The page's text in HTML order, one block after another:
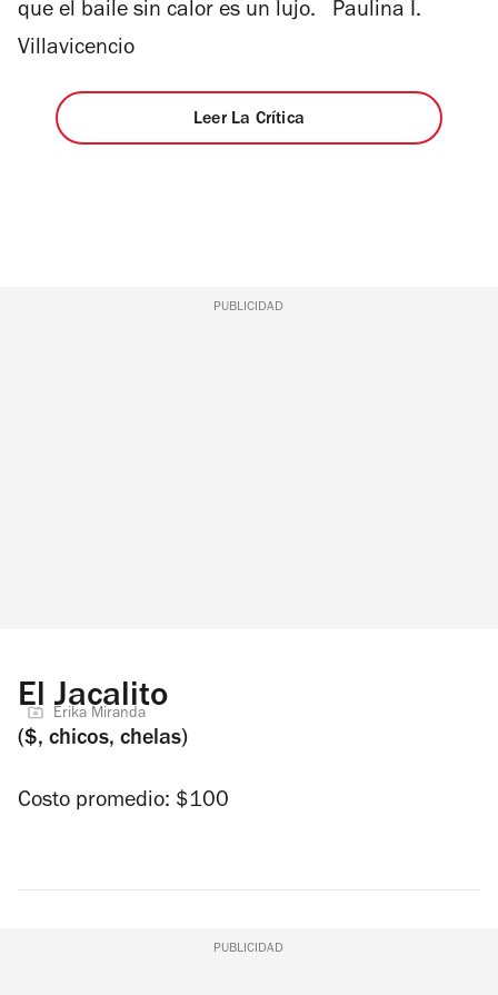
que el baile sin calor es un lujo. Paulina I.
Villavicencio
Leer La Crítica
PUBLICIDAD
El Jacalito
Erika Miranda
($, chicos, chelas)
Costo promedio: $100
PUBLICIDAD